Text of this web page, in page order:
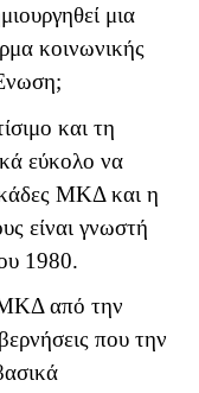
μια
κοινωνικής
και τη
εύκολο να
ΜΚΔ και η
είναι γνωστή
1980.
ΜΚΔ από την
που την